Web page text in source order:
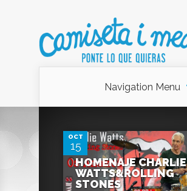
Navigation Menu
OCT
15
HOMENAJE CHARLIE
WATTS&ROLLING
STONES
0